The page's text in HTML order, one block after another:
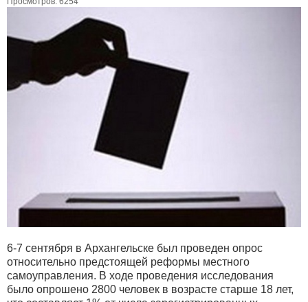
6-7 сентября в Архангельске был проведен опрос
относительно предстоящей реформы местного
самоуправления. В ходе проведения исследования
было опрошено 2800 человек в возрасте старше 18 лет,